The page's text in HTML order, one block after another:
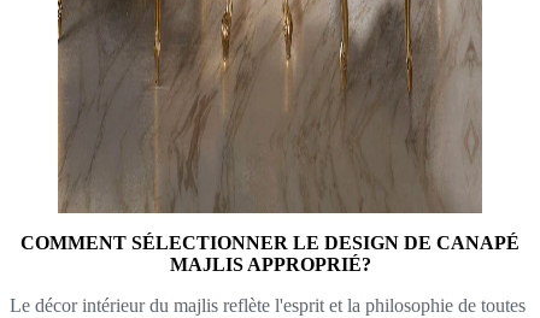
COMMENT SÉLECTIONNER LE DESIGN DE CANAPÉ
MAJLIS APPROPRIÉ?
Le décor intérieur du majlis reflète l'esprit et la philosophie de toutes